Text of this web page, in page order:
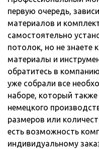
первую очередь,
материалов и
самостоятельно
потолок, но не знаете
материалы и
обратитесь в
уже собрали все
наборе, который
немецкого
размеров или
есть возможность
индивидуальному